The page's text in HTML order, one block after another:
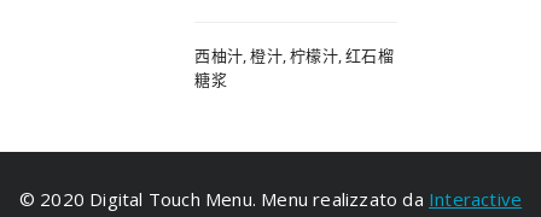
西柚汁, 橙汁, 柠檬汁, 红石榴
糖浆
© 2020 Digital Touch Menu. Menu realizzato da Interactive